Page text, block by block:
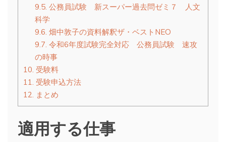
9.5. 公務員試験 新スーパー過去問ゼミ７ 人文
科学
9.6. 畑中敦子の資料解釈ザ・ベストNEO
9.7. 令和6年度試験完全対応 公務員試験 速攻
の時事
10. 受験料
11. 受験申込方法
12. まとめ
適用する仕事